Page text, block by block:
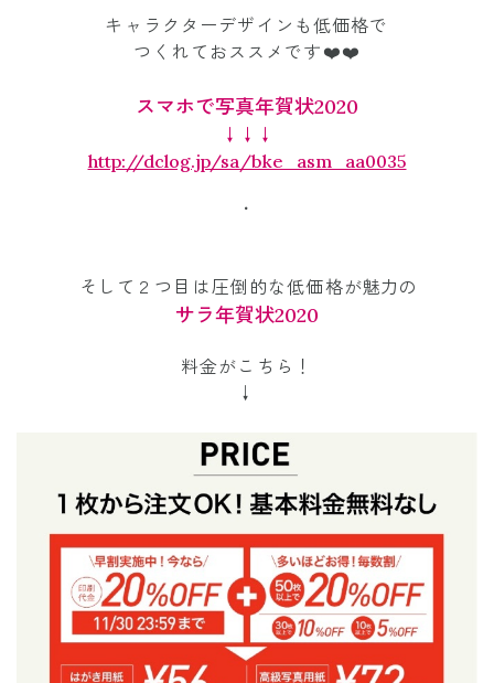
キャラクターデザインも低価格で
つくれておススメです❤️❤️
スマホで写真年賀状2020
↓↓↓
http://dclog.jp/sa/bke_asm_aa0035
・
そして２つ目は圧倒的な低価格が魅力の
サラ年賀状2020
料金がこちら！
↓